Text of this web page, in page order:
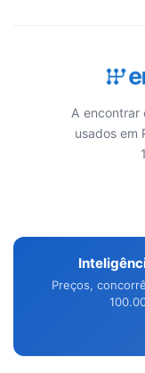
A encontrar
usados em
Preços,